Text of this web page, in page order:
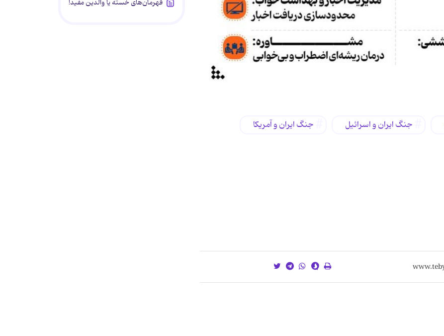
جنگ ایران و اسرائیل
جنگ ایران و آمریکا
قهرمان‌های خسته یا والدین مفید!